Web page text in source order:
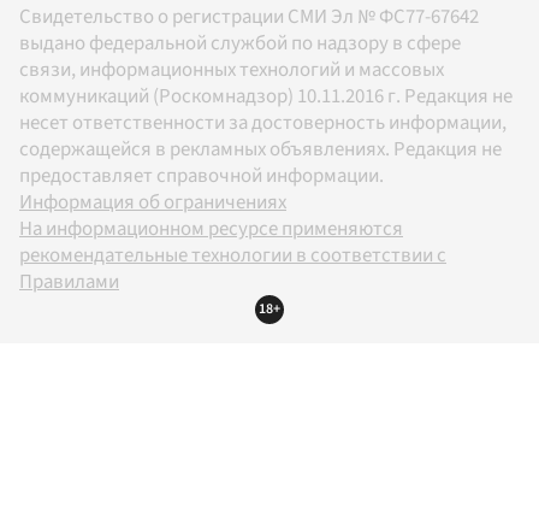
Свидетельство о регистрации СМИ Эл № ФС77-67642
выдано федеральной службой по надзору в сфере
связи, информационных технологий и массовых
коммуникаций (Роскомнадзор) 10.11.2016 г. Редакция не
несет ответственности за достоверность информации,
содержащейся в рекламных объявлениях. Редакция не
предоставляет справочной информации.
Информация об ограничениях
На информационном ресурсе применяются
рекомендательные технологии в соответствии с
Правилами
18+